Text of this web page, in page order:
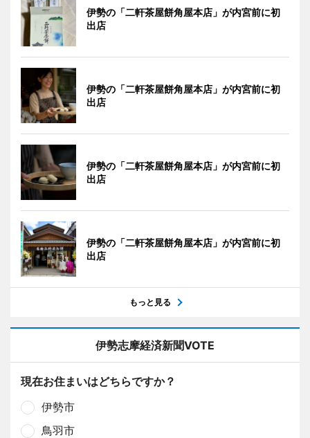
伊勢の「二軒茶屋餅角屋本店」が内宮前に初
出店
伊勢の「二軒茶屋餅角屋本店」が内宮前に初
出店
伊勢の「二軒茶屋餅角屋本店」が内宮前に初
出店
伊勢の「二軒茶屋餅角屋本店」が内宮前に初
出店
もっと見る
伊勢志摩経済新聞VOTE
現在お住まいはどちらですか？
伊勢市
鳥羽市